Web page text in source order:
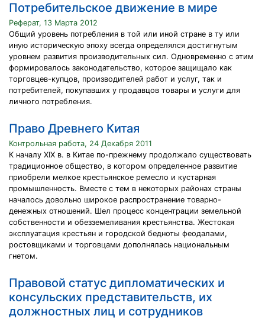
Потребительское движение в мире
Реферат, 13 Марта 2012
Общий уровень потребления в той или иной стране в ту или
иную историческую эпоху всегда определялся достигнутым
уровнем развития производительных сил. Одновременно с этим
формировалось законодательство, которое защищало как
торговцев-купцов, производителей работ и услуг, так и
потребителей, покупавших у продавцов товары и услуги для
личного потребления.
Право Древнего Китая
Контрольная работа, 24 Декабря 2011
К началу XIX в. в Китае по-прежнему продолжало существовать
традиционное общество, в котором определенное развитие
приобрели мелкое крестьянское ремесло и кустарная
промышленность. Вместе с тем в некоторых районах страны
началось довольно широкое распространение товарно-
денежных отношений. Шел процесс концентрации земельной
собственности и обезземеливания крестьянства. Жестокая
эксплуатация крестьян и городской бедноты феодалами,
ростовщиками и торговцами дополнялась национальным
гнетом.
Правовой статус дипломатических и
консульских представительств, их
должностных лиц и сотрудников